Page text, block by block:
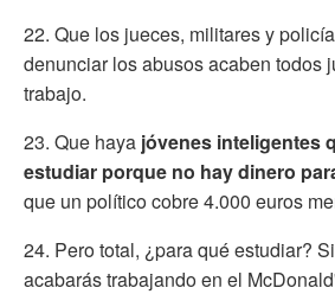
22. Que los jueces, militares y
denunciar los abusos acaben todos
trabajo.
23. Que haya jóvenes inteligentes
estudiar porque no hay dinero
que un político cobre 4.000 euros
24. Pero total, ¿para qué estudiar?
acabarás trabajando en el